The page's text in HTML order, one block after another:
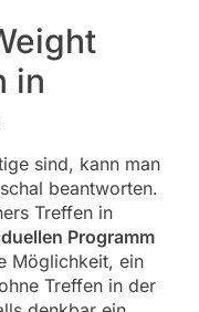
in
sind, kann man
beantworten.
Treffen in
Programm
Möglichkeit, ein
Treffen in der